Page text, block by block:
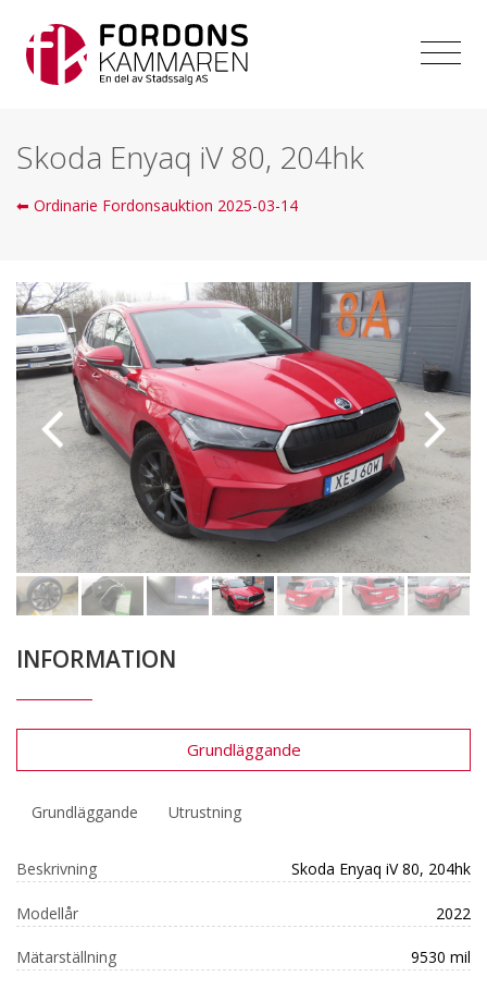
Skoda Enyaq iV 80, 204hk
⬅ Ordinarie Fordonsauktion 2025-03-14
INFORMATION
Grundläggande
Grundläggande Utrustning
Beskrivning Skoda Enyaq iV 80, 204hk
Modellår 2022
Mätarställning 9530 mil